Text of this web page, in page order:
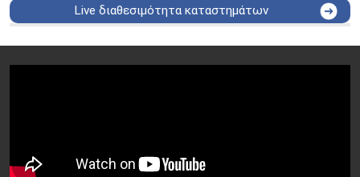
Live διαθεσιμότητα καταστημάτων
ΓΛΥΦΑΔΑ
A. Παπανδρέου 4